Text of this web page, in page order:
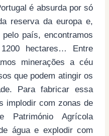
é absurda por só
reserva da europa e,
país, encontramos
hectares… Entre
minerações a céu
que podem atingir os
Para fabricar essa
implodir com zonas de
Património Agrícola
água e explodir com